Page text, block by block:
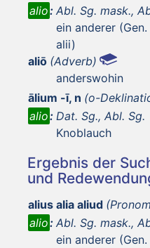
alio: Abl. Sg. mask.,
ein anderer
alii)
aliō (Adverb)
anderswohin
ālium -ī, n (o-
alio: Dat. Sg., Abl. Sg.
Knoblauch
Ergebnis der
und
alius alia aliud
alio: Abl. Sg. mask.,
ein anderer